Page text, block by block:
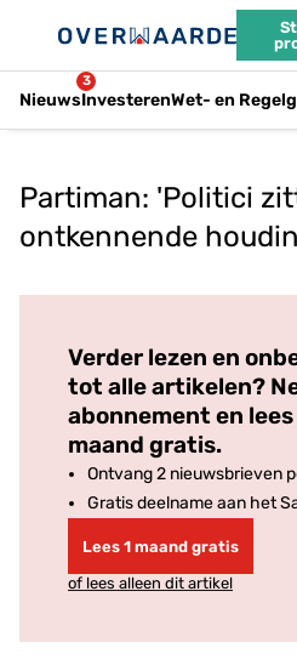
Nieuws
3
InvesterenWet- en
Partiman: 'Politici
ontkennende
Verder lezen en
tot alle artikelen?
abonnement en
maand gratis.
Ontvang 2 nieuwsbrieven
Gratis deelname aan het
Lees 1 maand gratis
of lees alleen dit artikel